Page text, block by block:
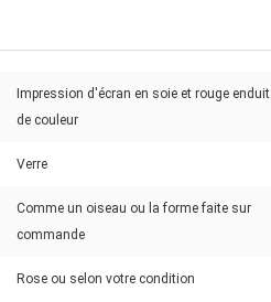
Impression d'écran en soie et rouge enduit
de couleur
Verre
Comme un oiseau ou la forme faite sur
commande
Rose ou selon votre condition